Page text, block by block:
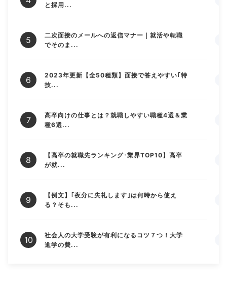
と採用...
二次面接のメールへの返信マナー｜就活や転職
でそのま...
2023年更新【全50種類】面接で答えやすい｢特
技...
高卒向けの仕事とは？就職しやすい職種4選＆業
種6選...
【高卒の就職先ランキング･業界TOP10】高卒
が就...
【例文】｢夜分に失礼します｣は何時から使え
る？そも...
社会人の大学受験が有利になるコツ７つ！大学
進学の費...